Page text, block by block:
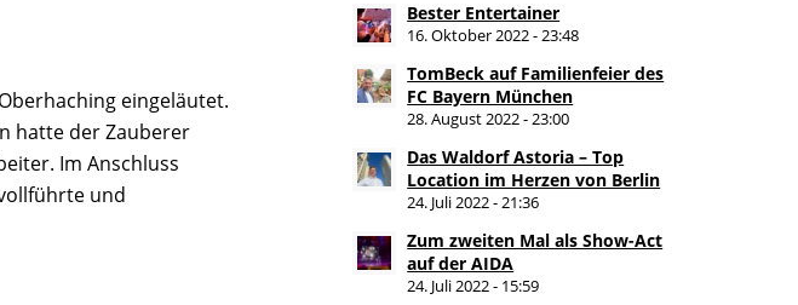
eingeläutet.
hatte der Zauberer
Im Anschluss
und
Bester Entertainer
16. Oktober 2022 - 23:48
TomBeck auf Familienfeier des
FC Bayern München
28. August 2022 - 23:00
Das Waldorf Astoria – Top
Location im Herzen von Berlin
24. Juli 2022 - 21:36
Zum zweiten Mal als Show-Act
auf der AIDA
24. Juli 2022 - 15:59